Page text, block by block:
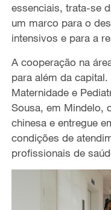
essenciais, trata-se
um marco para o
intensivos e para a
A cooperação na
para além da
Maternidade e
Sousa, em Mindelo,
chinesa e entregue
condições de
profissionais de